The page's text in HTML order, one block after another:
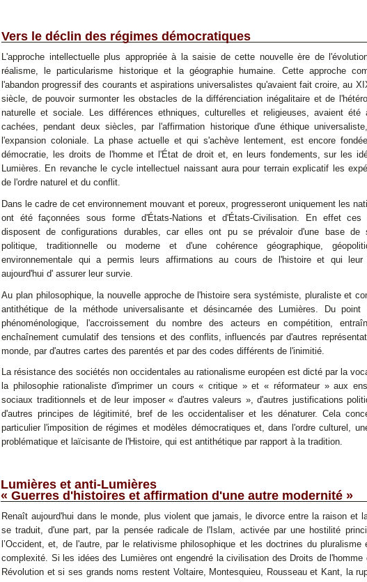
Vers le déclin des régimes démocratiques
L'approche intellectuelle plus appropriée à la saisie de cette nouvelle ère de
réalisme, le particularisme historique et la géographie humaine. Cette approche
l'abandon progressif des courants et aspirations universalistes qu'avaient fait croire, au
siècle, de pouvoir surmonter les obstacles de la différenciation inégalitaire et de
naturelle et sociale. Les différences ethniques, culturelles et religieuses, avaient été
cachées, pendant deux siècles, par l'affirmation historique d'une éthique
l'expansion coloniale. La phase actuelle et qui s'achève lentement, est encore
démocratie, les droits de l'homme et l'État de droit et, en leurs fondements, sur les
Lumières. En revanche le cycle intellectuel naissant aura pour terrain explicatif les
de l'ordre naturel et du conflit.
Dans le cadre de cet environnement mouvant et poreux, progresseront uniquement les
ont été façonnées sous forme d'États-Nations et d'États-Civilisation. En effet ces
disposent de configurations durables, car elles ont pu se prévaloir d'une base de
politique, traditionnelle ou moderne et d'une cohérence géographique,
environnementale qui a permis leurs affirmations au cours de l'histoire et qui leur
aujourd'hui d' assurer leur survie.
Au plan philosophique, la nouvelle approche de l'histoire sera systémiste, pluraliste et
antithétique de la méthode universalisante et désincarnée des Lumières. Du point
phénoménologique, l'accroissement du nombre des acteurs en compétition,
enchaînement cumulatif des tensions et des conflits, influencés par d'autres
monde, par d'autres cartes des parentés et par des codes différents de l'inimitié.
La résistance des sociétés non occidentales au rationalisme européen est dicté par la
la philosophie rationaliste d'imprimer un cours « critique » et « réformateur » aux
sociaux traditionnels et de leur imposer « d'autres valeurs », d'autres justifications
d'autres principes de légitimité, bref de les occidentaliser et les dénaturer. Cela
particulier l'imposition de régimes et modèles démocratiques et, dans l'ordre culturel,
problématique et laïcisante de l'Histoire, qui est antithétique par rapport à la tradition.
Lumières et anti-Lumières
« Guerres d'histoires et affirmation d'une autre modernité »
Renaît aujourd'hui dans le monde, plus violent que jamais, le divorce entre la raison et
se traduit, d'une part, par la pensée radicale de l'Islam, activée par une hostilité
l’Occident, et, de l'autre, par le relativisme philosophique et les doctrines du pluralisme
complexité. Si les idées des Lumières ont engendré la civilisation des Droits de l'homme
Révolution et si ses grands noms restent Voltaire, Montesquieu, Rousseau et Kant, la